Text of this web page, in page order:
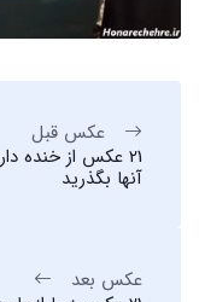
عکس قبل
آنها بگذرید
عکس بعد